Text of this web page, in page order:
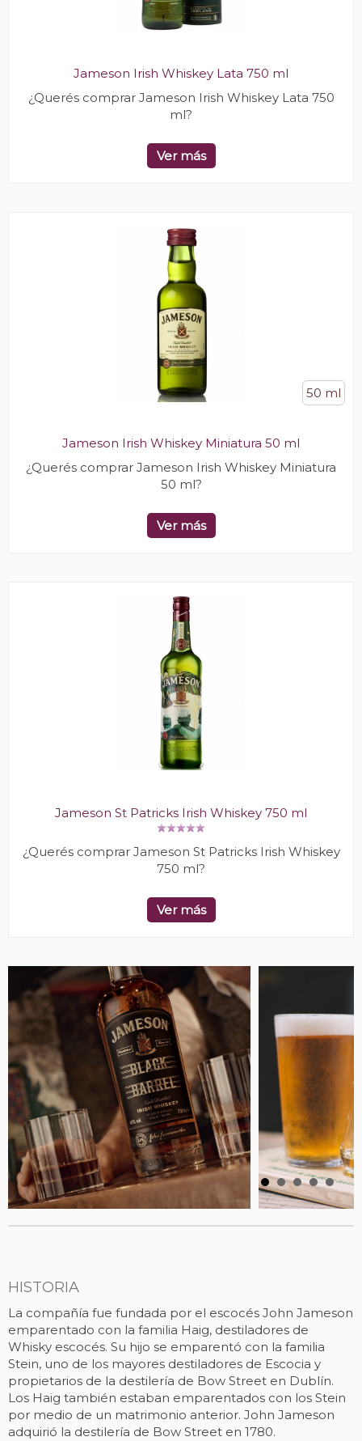
Jameson Irish Whiskey Lata 750 ml
¿Querés comprar Jameson Irish Whiskey Lata 750
ml?
Ver más
50 ml
Jameson Irish Whiskey Miniatura 50 ml
¿Querés comprar Jameson Irish Whiskey Miniatura
50 ml?
Ver más
Jameson St Patricks Irish Whiskey 750 ml
¿Querés comprar Jameson St Patricks Irish Whiskey
750 ml?
Ver más
HISTORIA
La compañía fue fundada por el escocés John Jameson
emparentado con la familia Haig, destiladores de
Whisky escocés. Su hijo se emparentó con la familia
Stein, uno de los mayores destiladores de Escocia y
propietarios de la destilería de Bow Street en Dublín.
Los Haig también estaban emparentados con los Stein
por medio de un matrimonio anterior. John Jameson
adquirió la destilería de Bow Street en 1780.